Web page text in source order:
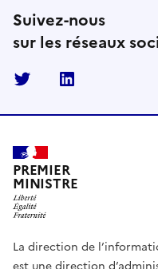
Suivez-nous
sur les réseaux
Twitter
PREMIER
MINISTRE
La direction de